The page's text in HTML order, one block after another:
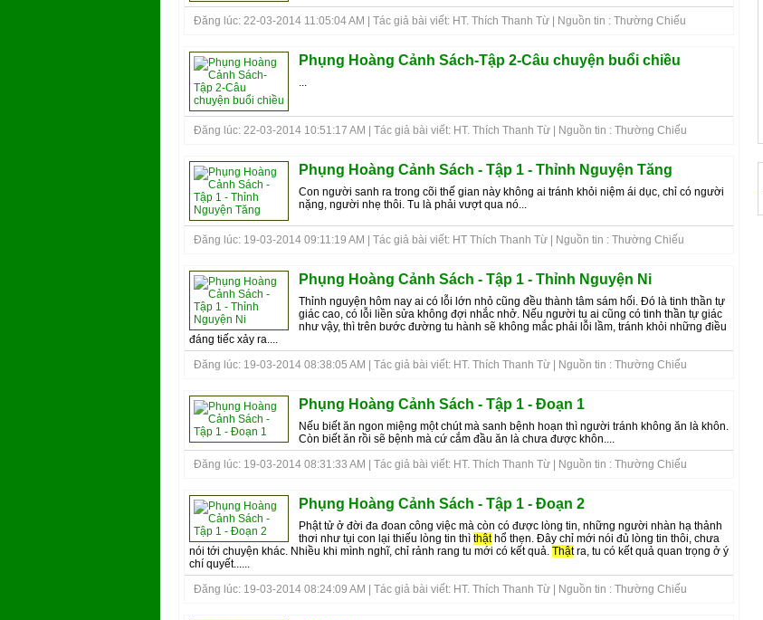
Đăng lúc: 22-03-2014 11:05:04 AM | Tác giả bài viết: HT. Thích Thanh Từ | Nguồn tin : Thường Chiếu
Phụng Hoàng Cảnh Sách-Tập 2-Câu chuyện buổi chiều
...
Đăng lúc: 22-03-2014 10:51:17 AM | Tác giả bài viết: HT. Thích Thanh Từ | Nguồn tin : Thường Chiếu
Phụng Hoàng Cảnh Sách - Tập 1 - Thỉnh Nguyện Tăng
Con người sanh ra trong cõi thế gian này không ai tránh khỏi niệm ái dục, chỉ có người
nặng, người nhẹ thôi. Tu là phải vượt qua nó...
Đăng lúc: 19-03-2014 09:11:19 AM | Tác giả bài viết: HT Thích Thanh Từ | Nguồn tin : Thường Chiếu
Phụng Hoàng Cảnh Sách - Tập 1 - Thỉnh Nguyện Ni
Thỉnh nguyện hôm nay ai có lỗi lớn nhỏ cũng đều thành tâm sám hối. Đó là tinh thần tự
giác cao, có lỗi liền sửa không đợi nhắc nhở. Nếu người tu ai cũng có tinh thần tự giác
như vậy, thì trên bước đường tu hành sẽ không mắc phải lỗi lầm, tránh khỏi những điều
đáng tiếc xảy ra....
Đăng lúc: 19-03-2014 08:38:05 AM | Tác giả bài viết: HT. Thích Thanh Từ | Nguồn tin : Thường Chiếu
Phụng Hoàng Cảnh Sách - Tập 1 - Đoạn 1
Nếu biết ăn ngon miệng một chút mà sanh bệnh hoạn thì người tránh không ăn là khôn.
Còn biết ăn rồi sẽ bệnh mà cứ cắm đầu ăn là chưa được khôn....
Đăng lúc: 19-03-2014 08:31:33 AM | Tác giả bài viết: HT. Thích Thanh Từ | Nguồn tin : Thường Chiếu
Phụng Hoàng Cảnh Sách - Tập 1 - Đoạn 2
Phật tử ở đời đa đoan công việc mà còn có được lòng tin, những người nhàn hạ thảnh
thơi như tụi con lại thiếu lòng tin thì thậthổ thẹn. Đây chỉ mới nói đủ lòng tin thôi, chưa
nói tới chuyện khác. Nhiều khi mình nghĩ, chỉ rảnh rang tu mới có kết quả. Thậtra, tu có kết quả quan trọng ở ý
chí quyết......
Đăng lúc: 19-03-2014 08:24:09 AM | Tác giả bài viết: HT. Thích Thanh Từ | Nguồn tin : Thường Chiếu